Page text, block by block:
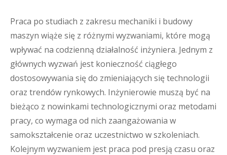
Praca po studiach z zakresu mechaniki i budowy
maszyn wiąże się z różnymi wyzwaniami, które mogą
wpływać na codzienną działalność inżyniera. Jednym z
głównych wyzwań jest konieczność ciągłego
dostosowywania się do zmieniających się technologii
oraz trendów rynkowych. Inżynierowie muszą być na
bieżąco z nowinkami technologicznymi oraz metodami
pracy, co wymaga od nich zaangażowania w
samokształcenie oraz uczestnictwo w szkoleniach.
Kolejnym wyzwaniem jest praca pod presją czasu oraz